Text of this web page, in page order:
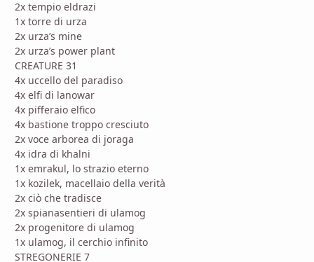
2x tempio eldrazi
1x torre di urza
2x urza’s mine
2x urza’s power plant
CREATURE 31
4x uccello del paradiso
4x elfi di lanowar
4x pifferaio elfico
4x bastione troppo cresciuto
2x voce arborea di joraga
4x idra di khalni
1x emrakul, lo strazio eterno
1x kozilek, macellaio della verità
2x ciò che tradisce
2x spianasentieri di ulamog
2x progenitore di ulamog
1x ulamog, il cerchio infinito
STREGONERIE 7